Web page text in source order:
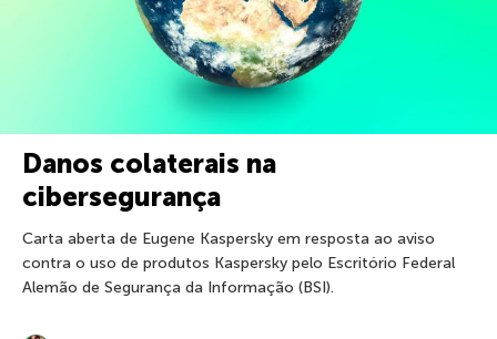
Danos colaterais na
cibersegurança
Carta aberta de Eugene Kaspersky em resposta ao aviso
contra o uso de produtos Kaspersky pelo Escritório Federal
Alemão de Segurança da Informação (BSI).